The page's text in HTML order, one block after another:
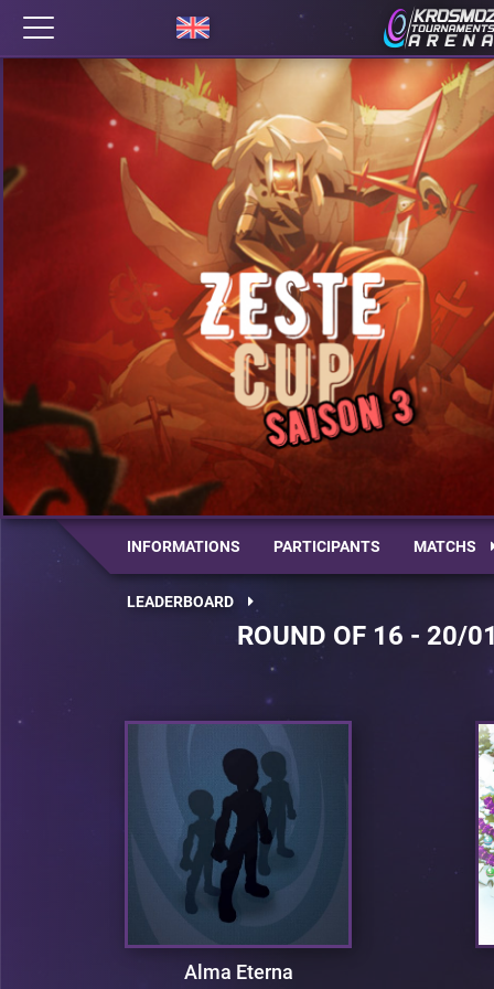
INFORMATIONS PARTICIPANTS MATCHS
LEADERBOARD
ROUND OF 16 - 20/
Alma Eterna